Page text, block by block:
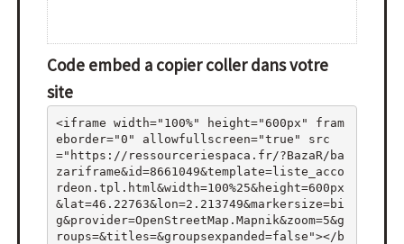
Code embed a copier coller dans votre
site
<iframe width="100%" height="600px" fram
eborder="0" allowfullscreen="true" src
="https://ressourceriespaca.fr/?BazaR/ba
zariframe&id=8661049&template=liste_acco
rdeon.tpl.html&width=100%25&height=600px
&lat=46.22763&lon=2.213749&markersize=bi
g&provider=OpenStreetMap.Mapnik&zoom=5&g
roups=&titles=&groupsexpanded=false"></b